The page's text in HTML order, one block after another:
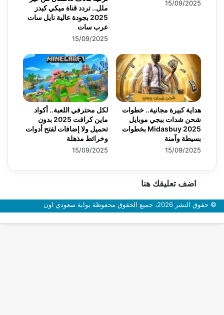
ملل.. تردد قناة ميكي كيدز
2025 بجودة عالية نايل سات
عرب سات
15/09/2025
15/09/2025
لكل محترفي اللعبة.. أكواد
ماين كرافت 2025 بدون
تحميل ولا إضافات لفتح أدوات
وخرائط مذهلة
15/09/2025
هداية كبيرة مجانية.. خطوات
شحن شدات ببجي موبايل
2025 Midasbuy بخطوات
بسيطة وآمنة
15/09/2025
اضف تعليقك هنا
© حقوق النشر 2026، جميع الحقوق محفوظة بوابة سعودي اون